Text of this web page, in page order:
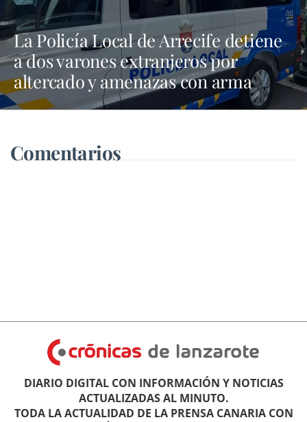
La Policía Local de Arrecife detiene
a dos varones extranjeros por
altercado y amenazas con arma
blanca
Comentarios
DIARIO DIGITAL CON INFORMACIÓN Y NOTICIAS
ACTUALIZADAS AL MINUTO.
TODA LA ACTUALIDAD DE LA PRENSA CANARIA CON